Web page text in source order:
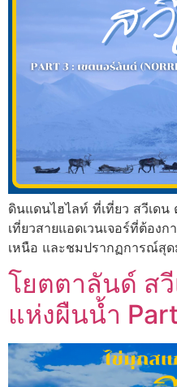
ดินแดนไฮไลท์ ที่เที่ยว สวีเด
เที่ยวสายแอดเวนเจอร์ที่ต้อง
เหนือ และชมปรากฏการณ์สุ
โยตตาลันด์ ส
แห่งผืนน้ำ